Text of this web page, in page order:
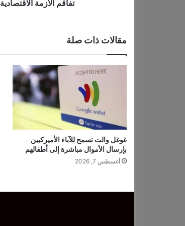
م
ت
ا
ق
ا
ل
ة
ي
تفاقم الأزمة الاقتصادية
مقالات ذات صلة
غوغل والت تسمح للآباء الأميركيين
بإرسال الأموال مباشرة إلى أطفالهم
أغسطس 7, 2026